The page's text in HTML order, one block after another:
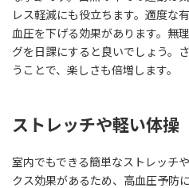
レス軽減にも役立ちます。適度な
血圧を下げる効果があります。無
グを日課にすると良いでしょう。
うことで、楽しさも倍増します。
ストレッチや軽い体操
室内でもできる簡単なストレッチ
クス効果があるため、高血圧予防